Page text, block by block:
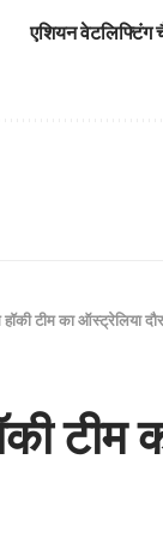
एशियन वेटलिफ्टिंग
टीम का ऑस्ट्रेलिया
टीम